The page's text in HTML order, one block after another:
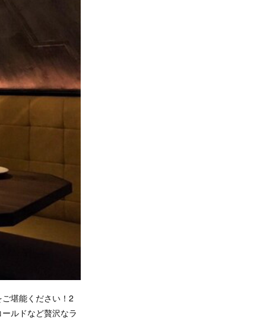
堪能ください！2
ルドなど贅沢なラ